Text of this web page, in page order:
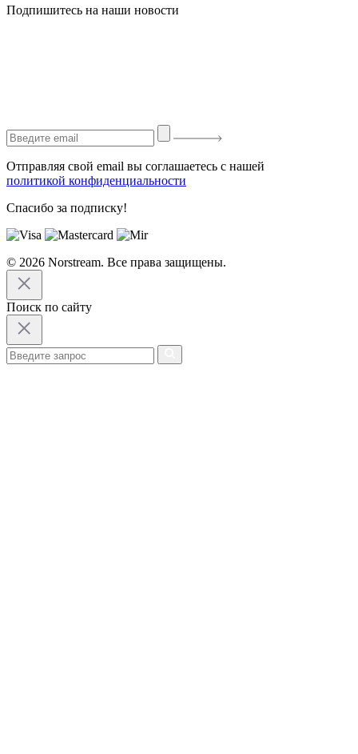
Подпишитесь на наши новости
Отправляя свой email вы соглашаетесь с нашей
политикой конфиденциальности
Спасибо за подписку!
© 2026 Norstream. Все права защищены.
Поиск по сайту